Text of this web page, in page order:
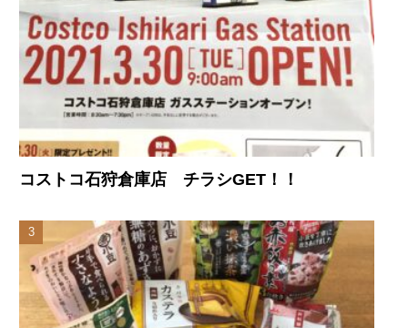
コストコ石狩倉庫店 チラシGET！！